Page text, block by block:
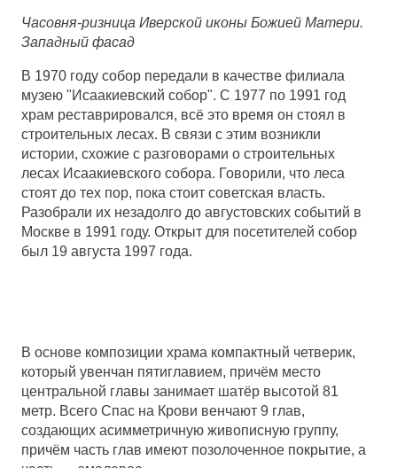
Часовня-ризница Иверской иконы Божией Матери.
Западный фасад
В 1970 году собор передали в качестве филиала
музею "Исаакиевский собор". С 1977 по 1991 год
храм реставрировался, всё это время он стоял в
строительных лесах. В связи с этим возникли
истории, схожие с разговорами о строительных
лесах Исаакиевского собора. Говорили, что леса
стоят до тех пор, пока стоит советская власть.
Разобрали их незадолго до августовских событий в
Москве в 1991 году. Открыт для посетителей собор
был 19 августа 1997 года.
В основе композиции храма компактный четверик,
который увенчан пятиглавием, причём место
центральной главы занимает шатёр высотой 81
метр. Всего Спас на Крови венчают 9 глав,
создающих асимметричную живописную группу,
причём часть глав имеют позолоченное покрытие, а